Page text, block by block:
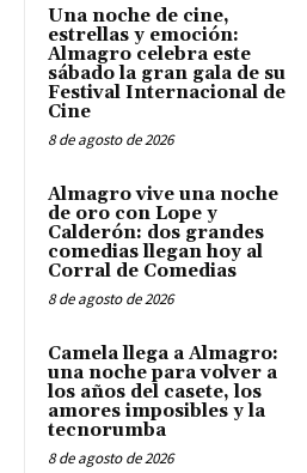
Una noche de cine,
estrellas y emoción:
Almagro celebra este
sábado la gran gala de su
Festival Internacional de
Cine
8 de agosto de 2026
Almagro vive una noche
de oro con Lope y
Calderón: dos grandes
comedias llegan hoy al
Corral de Comedias
8 de agosto de 2026
Camela llega a Almagro:
una noche para volver a
los años del casete, los
amores imposibles y la
tecnorumba
8 de agosto de 2026